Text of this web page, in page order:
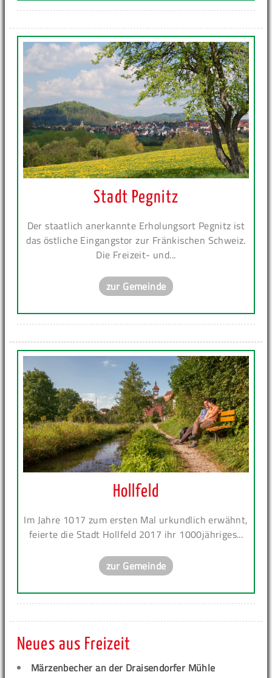
Stadt Pegnitz
Der staatlich anerkannte Erholungsort Pegnitz ist
das östliche Eingangstor zur Fränkischen Schweiz.
Die Freizeit- und...
zur Gemeinde
Hollfeld
Im Jahre 1017 zum ersten Mal urkundlich erwähnt,
feierte die Stadt Hollfeld 2017 ihr 1000jähriges...
zur Gemeinde
Neues aus Freizeit
Märzenbecher an der Draisendorfer Mühle